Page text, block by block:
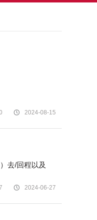
2024-08-15
2024-06-27